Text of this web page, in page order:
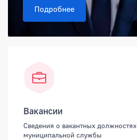
Подробнее
Вакансии
Сведения о вакантных должностях
муниципальной службы